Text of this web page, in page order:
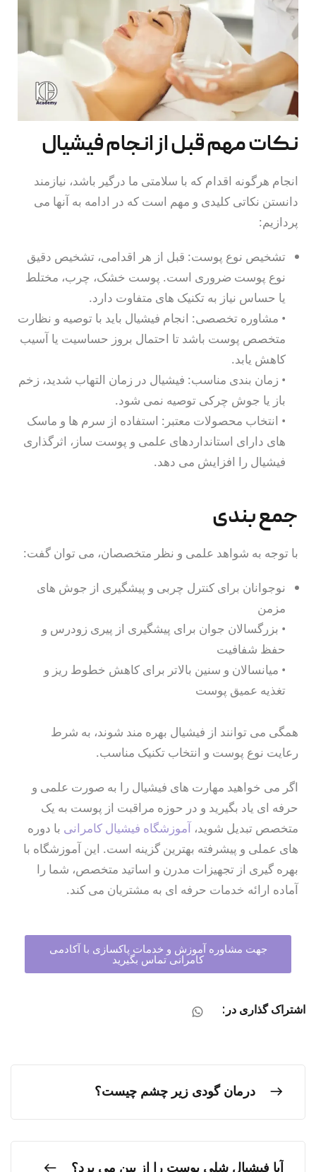
نکات مهم قبل از انجام فیشیال
انجام هرگونه اقدام که با سلامتی ما درگیر باشد، نیازمند
دانستن نکاتی کلیدی و مهم است که در ادامه به آنها می
پردازیم:
تشخیص نوع پوست: قبل از هر اقدامی، تشخیص دقیق
نوع پوست ضروری است. پوست خشک، چرب، مختلط
یا حساس نیاز به تکنیک های متفاوت دارد.
• مشاوره تخصصی: انجام فیشیال باید با توصیه و نظارت
متخصص پوست باشد تا احتمال بروز حساسیت یا آسیب
کاهش یابد.
• زمان بندی مناسب: فیشیال در زمان التهاب شدید، زخم
باز یا جوش چرکی توصیه نمی شود.
• انتخاب محصولات معتبر: استفاده از سرم ها و ماسک
های دارای استانداردهای علمی و پوست ساز، اثرگذاری
فیشیال را افزایش می دهد.
جمع بندی
با توجه به شواهد علمی و نظر متخصصان، می توان گفت:
نوجوانان برای کنترل چربی و پیشگیری از جوش های
مزمن
• بزرگسالان جوان برای پیشگیری از پیری زودرس و
حفظ شفافیت
• میانسالان و سنین بالاتر برای کاهش خطوط ریز و
تغذیه عمیق پوست
همگی می توانند از فیشیال بهره مند شوند، به شرط
رعایت نوع پوست و انتخاب تکنیک مناسب.
اگر می خواهید مهارت های فیشیال را به صورت علمی و
حرفه ای یاد بگیرید و در حوزه مراقبت از پوست به یک
متخصص تبدیل شوید، آموزشگاه فیشیال کامرانی با دوره
های عملی و پیشرفته بهترین گزینه است. این آموزشگاه با
بهره گیری از تجهیزات مدرن و اساتید متخصص، شما را
آماده ارائه خدمات حرفه ای به مشتریان می کند.
جهت مشاوره آموزش و خدمات پاکسازی با آکادمی
کامرانی تماس بگیرید
اشتراک گذاری در:
درمان گودی زیر چشم چیست؟
آیا فیشیال شلی پوست را از بین می برد؟